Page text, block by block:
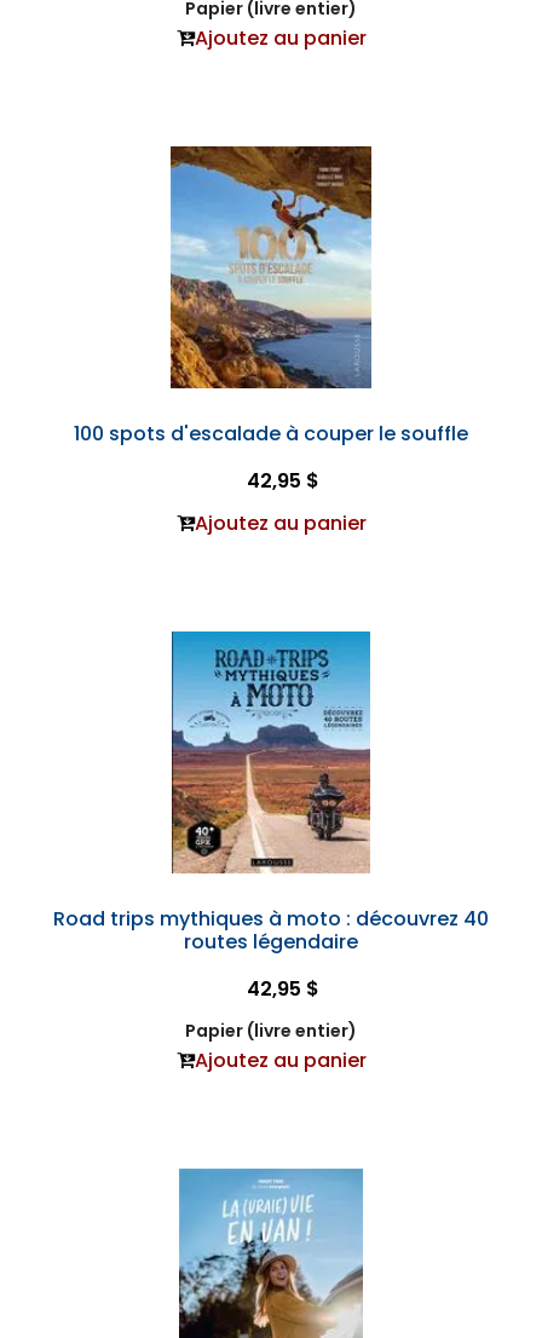
Papier (livre entier)
Ajoutez au panier
100 spots d'escalade à couper le souffle
42,95 $
Ajoutez au panier
Road trips mythiques à moto : découvrez 40
routes légendaire
42,95 $
Papier (livre entier)
Ajoutez au panier